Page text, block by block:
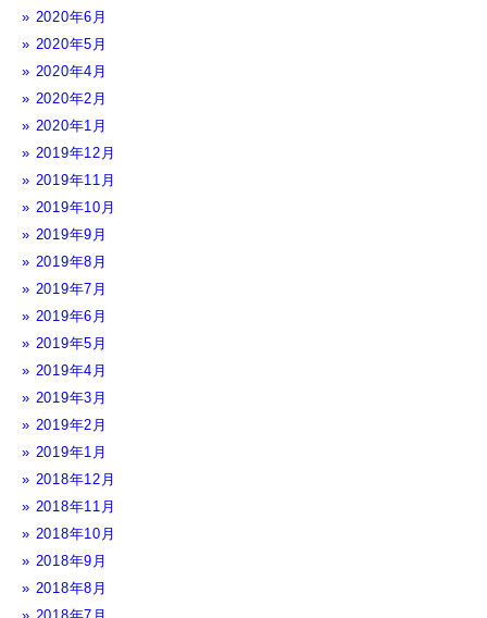
2020年6月
2020年5月
2020年4月
2020年2月
2020年1月
2019年12月
2019年11月
2019年10月
2019年9月
2019年8月
2019年7月
2019年6月
2019年5月
2019年4月
2019年3月
2019年2月
2019年1月
2018年12月
2018年11月
2018年10月
2018年9月
2018年8月